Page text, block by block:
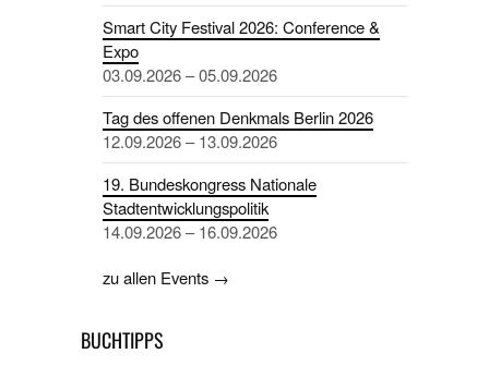
Smart City Festival 2026: Conference &
Expo
03.09.2026 – 05.09.2026
Tag des offenen Denkmals Berlin 2026
12.09.2026 – 13.09.2026
19. Bundeskongress Nationale
Stadtentwicklungspolitik
14.09.2026 – 16.09.2026
zu allen Events →
BUCHTIPPS